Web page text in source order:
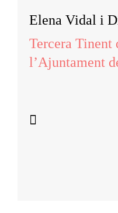
Elena Vidal i
Tercera Tinent
l’Ajuntament